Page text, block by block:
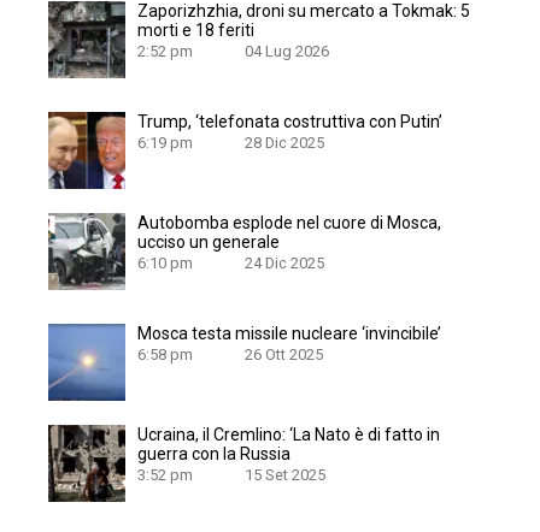
Zaporizhzhia, droni su mercato a Tokmak: 5
morti e 18 feriti
2:52 pm 04 Lug 2026
Trump, ‘telefonata costruttiva con Putin’
6:19 pm 28 Dic 2025
Autobomba esplode nel cuore di Mosca,
ucciso un generale
6:10 pm 24 Dic 2025
Mosca testa missile nucleare ‘invincibile’
6:58 pm 26 Ott 2025
Ucraina, il Cremlino: ‘La Nato è di fatto in
guerra con la Russia
3:52 pm 15 Set 2025